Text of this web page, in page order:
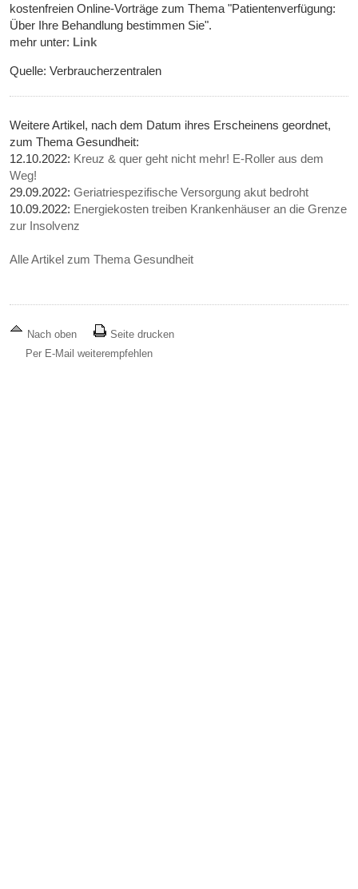
kostenfreien Online-Vorträge zum Thema "Patientenverfügung:
Über Ihre Behandlung bestimmen Sie".
mehr unter: Link
Quelle: Verbraucherzentralen
Weitere Artikel, nach dem Datum ihres Erscheinens geordnet,
zum Thema Gesundheit:
12.10.2022: Kreuz & quer geht nicht mehr! E-Roller aus dem
Weg!
29.09.2022:Geriatriespezifische Versorgung akut bedroht
10.09.2022: Energiekosten treiben Krankenhäuser an die Grenze
zur Insolvenz
Alle Artikel zum Thema Gesundheit
Nach oben
Seite drucken
Per E-Mail weiterempfehlen